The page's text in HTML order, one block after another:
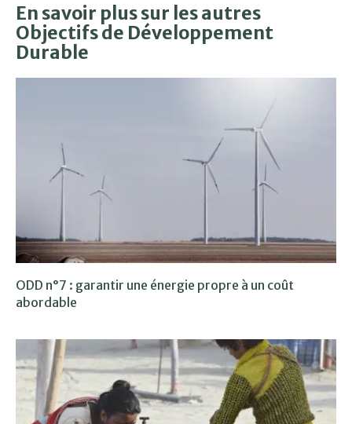
En savoir plus sur les autres
Objectifs de Développement
Durable
ODD n°7 : garantir une énergie propre à un coût
abordable